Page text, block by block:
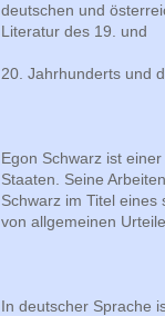
deutschen und
Literatur des 19. und
20. Jahrhunderts und
Egon Schwarz ist
Staaten. Seine
Schwarz im Titel
von allgemeinen
In deutscher Sprache